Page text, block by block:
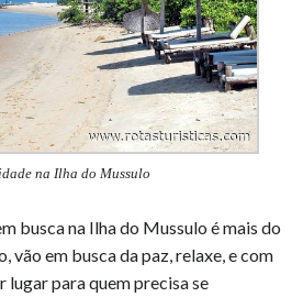
na Ilha do Mussulo
busca na Ilha do Mussulo é mais do
vão em busca da paz, relaxe, e com
lugar para quem precisa se